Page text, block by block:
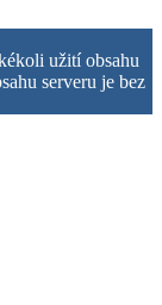
užití obsahu
serveru je bez